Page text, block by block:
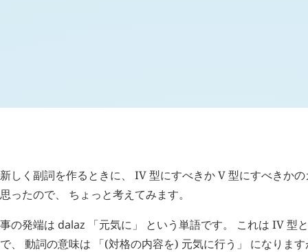
新しく副詞を作るときに、 IV 型にすべきか V 型にすべきか
思ったので、 ちょっと考えてみます。
事の発端は dalaz 「元気に」 という単語です。 これは IV 型
で、 動詞の意味は 「(対格の内容を) 元気に行う」 になりま